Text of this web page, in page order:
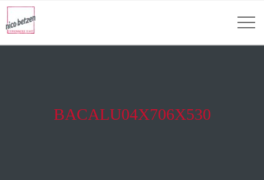
BACALU04X706X530